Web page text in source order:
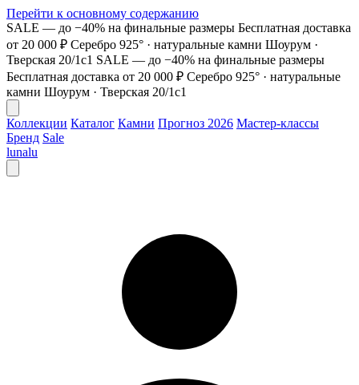
Перейти к основному содержанию
SALE — до −40% на финальные размеры Бесплатная доставка
от 20 000 ₽ Серебро 925° · натуральные камни Шоурум ·
Тверская 20/1с1 SALE — до −40% на финальные размеры
Бесплатная доставка от 20 000 ₽ Серебро 925° · натуральные
камни Шоурум · Тверская 20/1с1
Коллекции Каталог Камни Прогноз 2026 Мастер-классы
Бренд Sale
lunalu